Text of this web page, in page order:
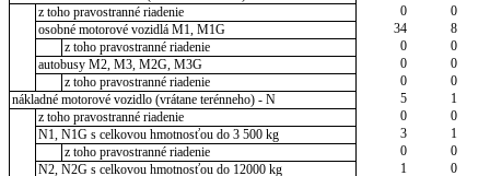
z toho pravostranné riadenie
0
0
osobné motorové vozidlá M1, M1G
34
8
z toho pravostranné riadenie
0
0
autobusy M2, M3, M2G, M3G
0
0
z toho pravostranné riadenie
0
0
nákladné motorové vozidlo (vrátane terénneho) - N
5
1
z toho pravostranné riadenie
0
0
N1, N1G s celkovou hmotnosťou do 3 500 kg
3
1
z toho pravostranné riadenie
0
0
N2, N2G s celkovou hmotnosťou do 12000 kg
1
0